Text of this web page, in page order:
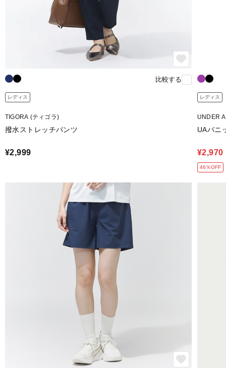
比較する
レディス
TIGORA (ティゴラ)
撥水ストレッチパンツ
¥2,999
レディス
UNDER
UAバニ
¥2,970
46％OFF